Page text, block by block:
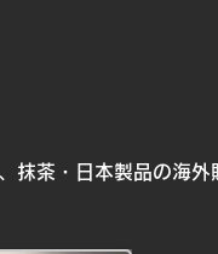
抹茶・日本製品の海外